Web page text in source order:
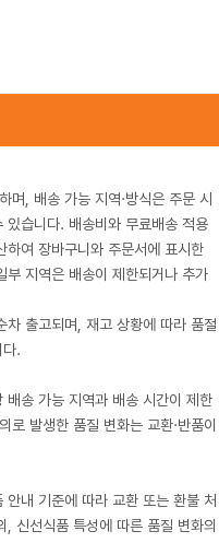
며, 배송 가능 지역·방식은 주문 시
습니다. 배송비와 무료배송 적용
하여 장바구니와 주문서에 표시한
부 지역은 배송이 제한되거나 추가
출고되며, 재고 상황에 따라 품절
.
배송 가능 지역과 배송 시간이 제한
발생한 품질 변화는 교환·반품이
내 기준에 따라 교환 또는 환불 처
신선식품 특성에 따른 품질 변화의